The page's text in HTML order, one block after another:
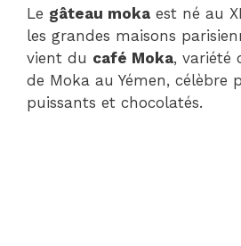
Le gâteau moka est né au
les grandes maisons
vient du café Moka, variété
de Moka au Yémen, célèbre
puissants et chocolatés.